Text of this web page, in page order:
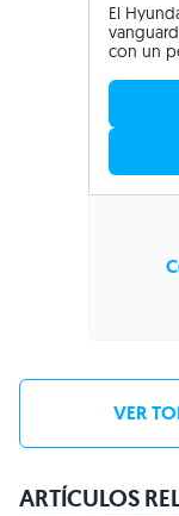
El
con un
VER
ARTÍCULOS